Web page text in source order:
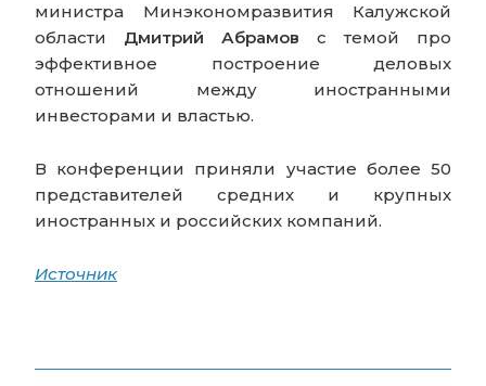
министра Минэкономразвития Калужской
области Дмитрий Абрамов с темой про
эффективное построение деловых
отношений между иностранными
инвесторами и властью.
В конференции приняли участие более 50
представителей средних и крупных
иностранных и российских компаний.
Источник